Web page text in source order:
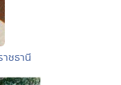
ชธานี